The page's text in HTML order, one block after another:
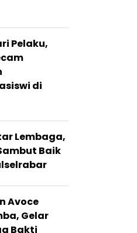
Pelaku,
di
Lembaga,
Baik
Avoce
Gelar
Bakti